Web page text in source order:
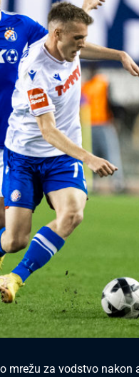
mrežu za vodstvo nakon